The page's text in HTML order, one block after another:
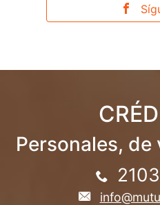
Personales,